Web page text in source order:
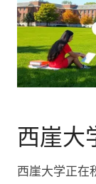
西崖大
西崖大学正在